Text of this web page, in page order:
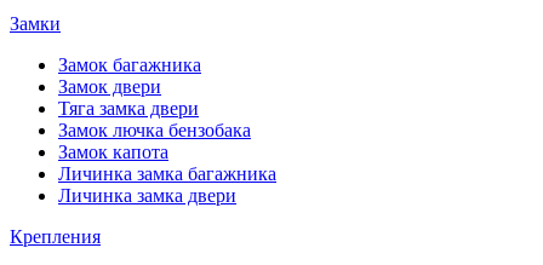
Замки
Замок багажника
Замок двери
Тяга замка двери
Замок лючка бензобака
Замок капота
Личинка замка багажника
Личинка замка двери
Крепления